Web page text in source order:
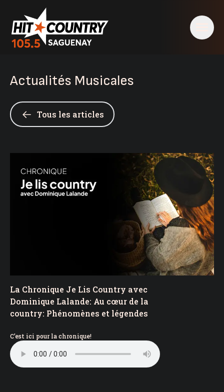
Actualités Musicales
Tous les articles
La Chronique Je Lis Country avec
Dominique Lalande: Au cœur de la
country: Phénomènes et légendes
C’est ici pour la chronique!